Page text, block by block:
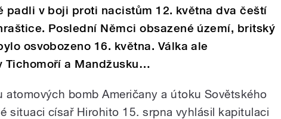
padli v boji proti nacistům 12. května dva čeští
Poslední Němci obsazené území, britský
osvobozeno 16. května. Válka ale
Tichomoří a Mandžusku…
atomových bomb Američany a útoku Sovětského
situaci císař Hirohito 15. srpna vyhlásil kapitulaci